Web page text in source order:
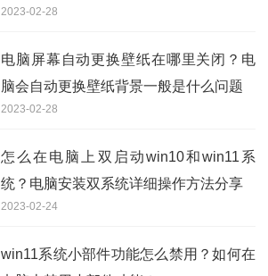
式？
2023-02-28
电脑屏幕自动更换壁纸在哪里关闭？电
脑会自动更换壁纸背景一般是什么问题
2023-02-28
怎么在电脑上双启动win10和win11系
统？电脑安装双系统详细操作方法分享
2023-02-24
win11系统小部件功能怎么禁用？如何在